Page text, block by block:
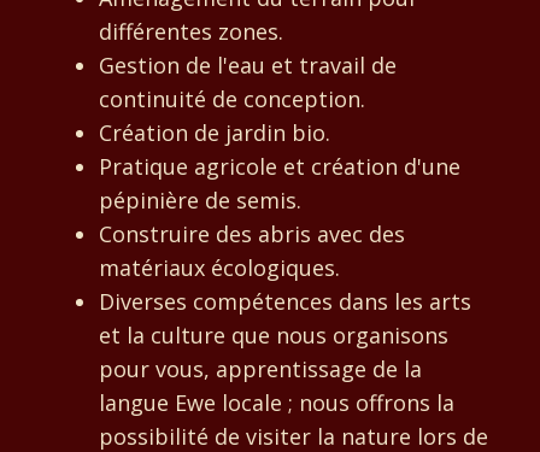
différentes zones.
Gestion de l'eau et travail de
continuité de conception.
Création de jardin bio.
Pratique agricole et création d'une
pépinière de semis.
Construire des abris avec des
matériaux écologiques.
Diverses compétences dans les arts
et la culture que nous organisons
pour vous, apprentissage de la
langue Ewe locale ; nous offrons la
possibilité de visiter la nature lors de